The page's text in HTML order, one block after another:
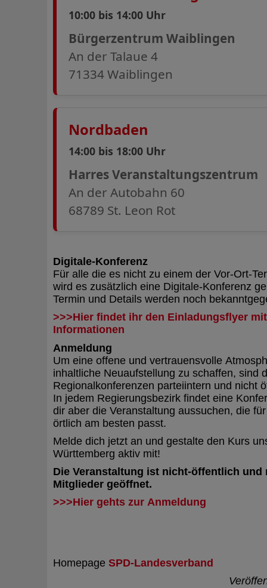
10:00 bis 14:00 Uhr
Bürgerzentrum Waiblingen
An der Talaue 4
71334 Waiblingen
Nordbaden
14:00 bis 18:00 Uhr
Harres Veranstaltungszentrum
An der Autobahn 60
68789 St. Leon Rot
Digitale-Konferenz
Für alle die es nicht zu einem der Vor-Ort-
wird es zusätzlich eine Digitale-Konferenz
Termin und Details werden noch
>>>Hier findet ihr den Einladungsflyer
Informationen
Anmeldung
Um eine offene und vertrauensvolle
inhaltliche Neuaufstellung zu schaffen, sind
Regionalkonferenzen parteiintern und nicht
In jedem Regierungsbezirk findet eine
dir aber die Veranstaltung aussuchen, die
örtlich am besten passt.
Melde dich jetzt an und gestalte den Kurs
Württemberg aktiv mit!
Die Veranstaltung ist nicht-öffentlich und
Mitglieder geöffnet.
>>>Hier gehts zur Anmeldung
Homepage SPD-Landesverband